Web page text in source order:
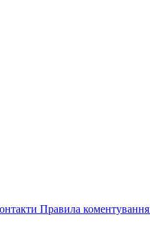
Правила коментування